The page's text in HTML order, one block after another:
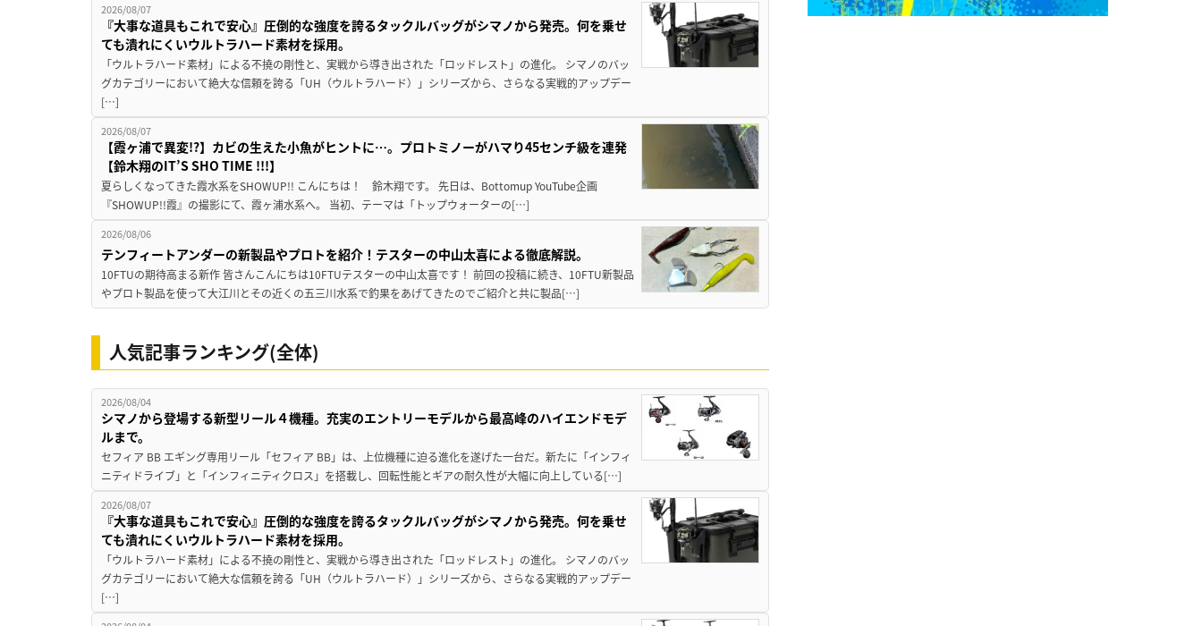
2026/08/07
『大事な道具もこれで安心』圧倒的な強度を誇るタックルバッグがシマノから発売。何を乗せ
ても潰れにくいウルトラハード素材を採用。
「ウルトラハード素材」による不撓の剛性と、実戦から導き出された「ロッドレスト」の進化。 シマノのバッ
グカテゴリーにおいて絶大な信頼を誇る「UH（ウルトラハード）」シリーズから、さらなる実戦的アップデー
[…]
2026/08/07
【霞ヶ浦で異変!?】カビの生えた小魚がヒントに…。プロトミノーがハマり45センチ級を連発
【鈴木翔のIT’S SHO TIME !!!】
夏らしくなってきた霞水系をSHOWUP!! こんにちは！ 鈴木翔です。 先日は、Bottomup YouTube企画
『SHOWUP!!霞』の撮影にて、霞ヶ浦水系へ。 当初、テーマは「トップウォーターの[…]
2026/08/06
テンフィートアンダーの新製品やプロトを紹介！テスターの中山太喜による徹底解説。
10FTUの期待高まる新作 皆さんこんにちは10FTUテスターの中山太喜です！ 前回の投稿に続き、10FTU新製品
やプロト製品を使って大江川とその近くの五三川水系で釣果をあげてきたのでご紹介と共に製品[…]
人気記事ランキング(全体)
2026/08/04
シマノから登場する新型リール４機種。充実のエントリーモデルから最高峰のハイエンドモデ
ルまで。
セフィア BB エギング専用リール「セフィア BB」は、上位機種に迫る進化を遂げた一台だ。新たに「インフィ
ニティドライブ」と「インフィニティクロス」を搭載し、回転性能とギアの耐久性が大幅に向上している[…]
2026/08/07
『大事な道具もこれで安心』圧倒的な強度を誇るタックルバッグがシマノから発売。何を乗せ
ても潰れにくいウルトラハード素材を採用。
「ウルトラハード素材」による不撓の剛性と、実戦から導き出された「ロッドレスト」の進化。 シマノのバッ
グカテゴリーにおいて絶大な信頼を誇る「UH（ウルトラハード）」シリーズから、さらなる実戦的アップデー
[…]